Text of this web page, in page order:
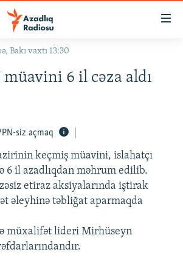
Bakı vaxtı 13:30
6 il cəza aldı
siz açmaq
keçmiş müavini, islahatçı
6 il azadlıqdan məhrum edilib.
etiraz aksiyalarında iştirak
əleyhinə təbliğat aparmaqda
müxalifət lideri Mirhüseyn